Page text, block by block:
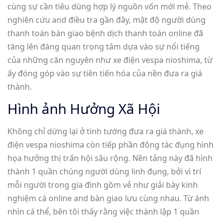
cùng sự cần tiêu dùng hợp lý nguồn vốn mới mẻ. Theo
nghiên cứu and điều tra gần đây, mật độ người dùng
thanh toán bàn giao bệnh dịch thanh toán online đã
tăng lên đáng quan trọng tâm dựa vào sự nổi tiếng
của những căn nguyên như xe điện vespa nioshima, từ
ấy đóng góp vào sự tiên tiến hóa của nền đưa ra giá
thành.
Hình ảnh Hưởng Xã Hội
Không chỉ dừng lại ở tinh tướng đưa ra giá thành, xe
điện vespa nioshima còn tiếp phần đông tác đụng hình
họa hưởng thị trấn hội sâu rộng. Nền tảng này đã hình
thành 1 quần chúng người dùng linh đụng, bởi vì trí
mỗi người trong gia đình gồm vẻ như giải bày kinh
nghiệm cá online and bàn giao lưu cùng nhau. Từ ánh
nhìn cá thể, bên tôi thấy rằng việc thành lập 1 quần